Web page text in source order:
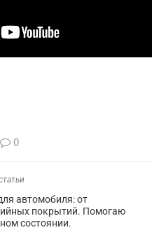
0
автомобиля: от
покрытий. Помогаю
состоянии.